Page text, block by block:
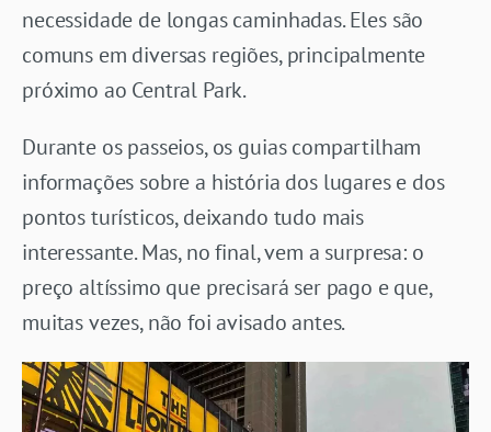
necessidade de longas caminhadas. Eles são
comuns em diversas regiões, principalmente
próximo ao Central Park.
Durante os passeios, os guias compartilham
informações sobre a história dos lugares e dos
pontos turísticos, deixando tudo mais
interessante. Mas, no final, vem a surpresa: o
preço altíssimo que precisará ser pago e que,
muitas vezes, não foi avisado antes.